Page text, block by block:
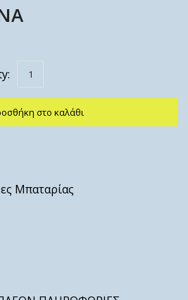
στο καλάθι
Μπαταρίας